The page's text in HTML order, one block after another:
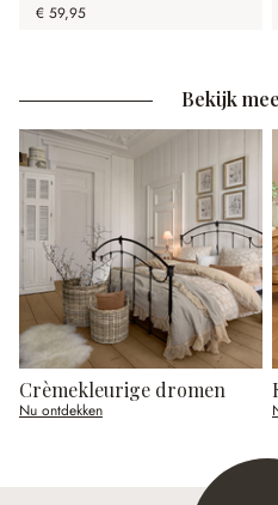
€ 59,95
Bekijk
Crèmekleurige dromen
Nu ontdekken